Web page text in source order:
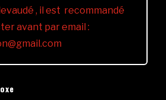
, il est recommandé
avant par email :